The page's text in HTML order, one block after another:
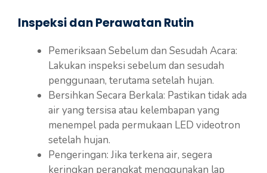
Inspeksi dan Perawatan Rutin
Pemeriksaan Sebelum dan Sesudah Acara:
Lakukan inspeksi sebelum dan sesudah
penggunaan, terutama setelah hujan.
Bersihkan Secara Berkala: Pastikan tidak ada
air yang tersisa atau kelembapan yang
menempel pada permukaan LED videotron
setelah hujan.
Pengeringan: Jika terkena air, segera
keringkan perangkat menggunakan lap